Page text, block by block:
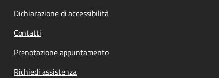
Dichiarazione di accessibilità
Contatti
Prenotazione appuntamento
Richiedi assistenza